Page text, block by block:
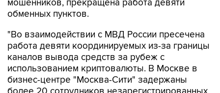
мошенников, прекращена работа девяти
обменных пунктов.
"Во взаимодействии с МВД России пресечена
работа девяти координируемых из-за границы
каналов вывода средств за рубеж с
использованием криптовалюты. В Москве в
бизнес-центре "Москва-Сити" задержаны